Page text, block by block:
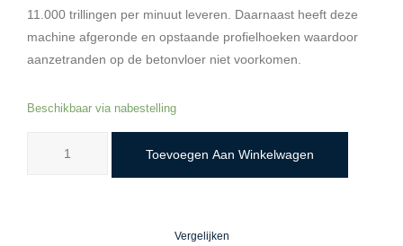
11.000 trillingen per minuut leveren. Daarnaast heeft deze
machine afgeronde en opstaande profielhoeken waardoor
aanzetranden op de betonvloer niet voorkomen.
Beschikbaar via nabestelling
Toevoegen Aan Winkelwagen
Vergelijken